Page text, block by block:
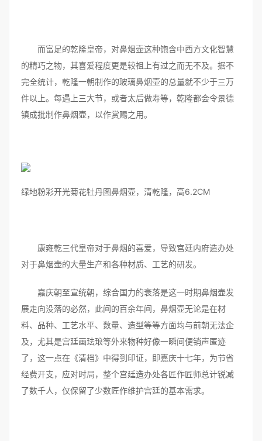
而富足的乾隆皇帝，对鼻烟壶这种饱含中西方文化智慧
的精巧之物，其喜爱程度更是较祖上有过之而无不及。据不
完全统计，乾隆一朝制作的玻璃鼻烟壶的总量就不少于三万
件以上。每遇上三大节，或者太后做寿等，乾隆都会令景德
镇成批制作鼻烟壶，以作赏赐之用。
绿地粉彩开光菊花牡丹图鼻烟壶，清乾隆，高6.2CM
康雍乾三代皇帝对于鼻烟的喜爱，导致宫廷内府造办处
对于鼻烟壶的大量生产和各种材质、工艺的研发。
嘉庆朝至宣统朝，综合国力的衰落是这一时期鼻烟壶发
展走向没落的必然，此间的百余年间，鼻烟壶无论是在材
料、品种、工艺水平、数量、造型等等方面均与前朝无法企
及，尤其是宫廷画珐琅等外来物种好像一瞬间便销声匿迹
了，这一点在《清档》中得到印证，即嘉庆十七年，为节省
经费开支，应对时局，整个宫廷造办处各匠作匠师总计锐减
了数千人，仅保留了少数匠作维护宫廷的基本需求。